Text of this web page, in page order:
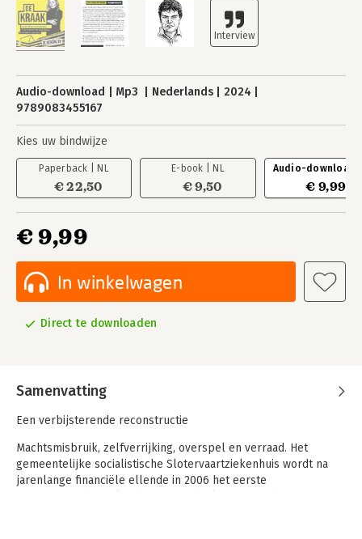
Audio-download Mp3 Nederlands
2024
9789083455167
Kies uw bindwijze
Paperback | NL
€ 22,50
E-book | NL
€ 9,50
Audio-download |
€ 9,99
€ 9,99
In winkelwagen
Direct te downloaden
Samenvatting
Een verbijsterende reconstructie
Machtsmisbruik, zelfverrijking, overspel en verraad. Het
gemeentelijke socialistische Slotervaartziekenhuis wordt na
jarenlange financiële ellende in 2006 het eerste